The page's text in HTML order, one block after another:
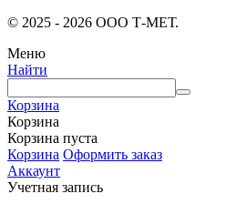
© 2025 - 2026 ООО Т-МЕТ.
Меню
Найти
Корзина
Корзина
Корзина пуста
Корзина Оформить заказ
Аккаунт
Учетная запись